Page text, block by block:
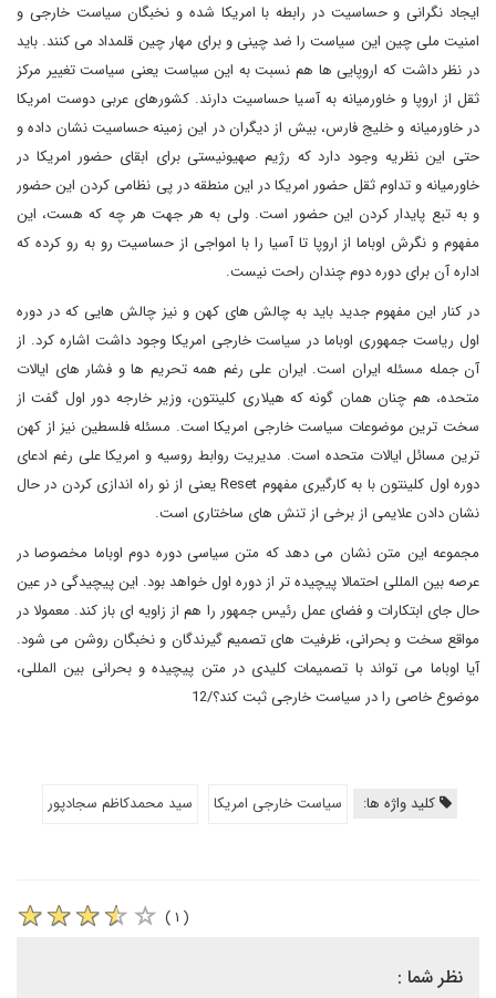
ایجاد نگرانی و حساسیت در رابطه با امریکا شده و نخبگان سیاست خارجی و
امنیت ملی چین این سیاست را ضد چینی و برای مهار چین قلمداد می کنند. باید
در نظر داشت که اروپایی ها هم نسبت به این سیاست یعنی سیاست تغییر مرکز
ثقل از اروپا و خاورمیانه به آسیا حساسیت دارند. کشورهای عربی دوست امریکا
در خاورمیانه و خلیج فارس، بیش از دیگران در این زمینه حساسیت نشان داده و
حتی این نظریه وجود دارد که رژیم صهیونیستی برای ابقای حضور امریکا در
خاورمیانه و تداوم ثقل حضور امریکا در این منطقه در پی نظامی کردن این حضور
و به تبع پایدار کردن این حضور است. ولی به هر جهت هر چه که هست، این
مفهوم و نگرش اوباما از اروپا تا آسیا را با امواجی از حساسیت رو به رو کرده که
اداره آن برای دوره دوم چندان راحت نیست.
در کنار این مفهوم جدید باید به چالش های کهن و نیز چالش هایی که در دوره
اول ریاست جمهوری اوباما در سیاست خارجی امریکا وجود داشت اشاره کرد. از
آن جمله مسئله ایران است. ایران علی رغم همه تحریم ها و فشار های ایالات
متحده، هم چنان همان گونه که هیلاری کلینتون، وزیر خارجه دور اول گفت از
سخت ترین موضوعات سیاست خارجی امریکا است. مسئله فلسطین نیز از کهن
ترین مسائل ایالات متحده است. مدیریت روابط روسیه و امریکا علی رغم ادعای
دوره اول کلینتون با به کارگیری مفهوم Resetیعنی از نو راه اندازی کردن در حال
نشان دادن علایمی از برخی از تنش های ساختاری است.
مجموعه این متن نشان می دهد که متن سیاسی دوره دوم اوباما مخصوصا در
عرصه بین المللی احتمالا پیچیده تر از دوره اول خواهد بود. این پیچیدگی در عین
حال جای ابتکارات و فضای عمل رئیس جمهور را هم از زاویه ای باز کند. معمولا در
مواقع سخت و بحرانی، ظرفیت های تصمیم گیرندگان و نخبگان روشن می شود.
آیا اوباما می تواند با تصمیمات کلیدی در متن پیچیده و بحرانی بین المللی،
موضوع خاصی را در سیاست خارجی ثبت کند؟/12
کلید واژه ها: سیاست خارجی امریکا سيد محمدكاظم سجادپور
( ۱ )
نظر شما :